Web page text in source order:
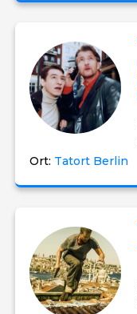
Ort: Tatort Berlin